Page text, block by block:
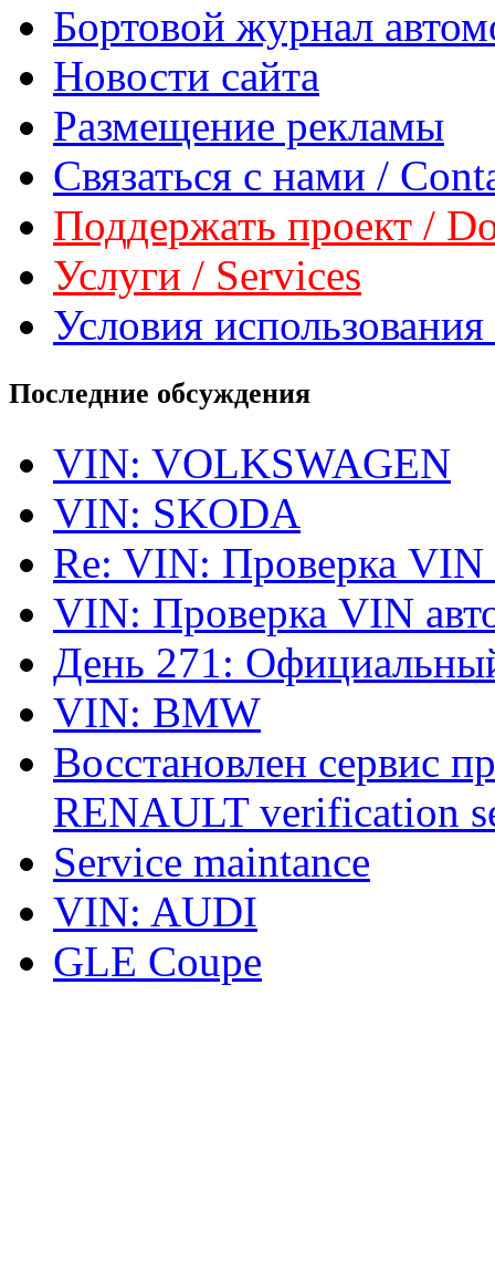
Бортовой журнал
Новости сайта
Размещение рекламы
Связаться с нами /
Поддержать проект /
Услуги / Services
Условия
Последние обсуждения
VIN: VOLKSWAGEN
VIN: SKODA
Re: VIN: Проверка VIN
VIN: Проверка VIN
День 271:
VIN: BMW
Восстановлен сервис
RENAULT verification
Service maintance
VIN: AUDI
GLE Coupe